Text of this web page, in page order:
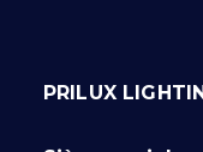
PRILUX